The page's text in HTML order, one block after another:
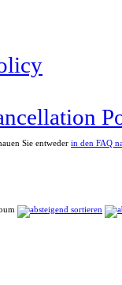
Sie entweder in den FAQ